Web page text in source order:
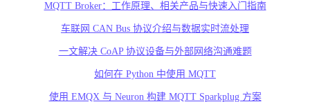
MQTT Broker：工作原理、相关产品与快速入门指南
车联网 CAN Bus 协议介绍与数据实时流处理
一文解决 CoAP 协议设备与外部网络沟通难题
如何在 Python 中使用 MQTT
使用 EMQX 与 Neuron 构建 MQTT Sparkplug 方案